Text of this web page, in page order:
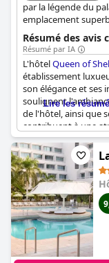
par la légende du
emplacement
d'un centre
quatre restaurants
à remous et
Résumé des avis
Résumé par IA
L'hôtelQueen of
établissement
son élégance et ses
soulignent
de l'hôtel, ainsi que
contribuent à une
incluant le petit-
luxueuse, certains
propreté et
exceptionnelles,
de luxe.
Malgré ces critiques
quant à savoir si
matière de luxe.
lieu de premier
Lire les